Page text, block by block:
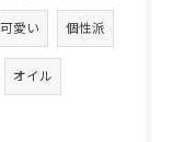
可愛い 個性派
オイル